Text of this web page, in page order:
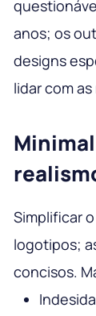
anos; os
designs
lidar com
Simplificar
logotipos;
concisos.